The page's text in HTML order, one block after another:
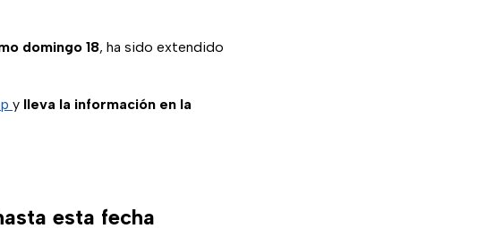
domingo 18, ha sido extendido
y lleva la información en la
esta fecha